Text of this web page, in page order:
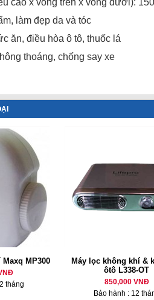
cao x vòng trên x vòng dưới):
làm đẹp da và tóc
ăn, điều hòa ô tô, thuốc lá
thoáng, chống say xe
MP300
tháng
Máy lọc không khí &
ôtô L338-OT
850,000 VNĐ
Bảo hành : 12